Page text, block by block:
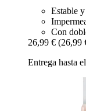
Estable
Con
26,99 € (26,99
Entrega hasta